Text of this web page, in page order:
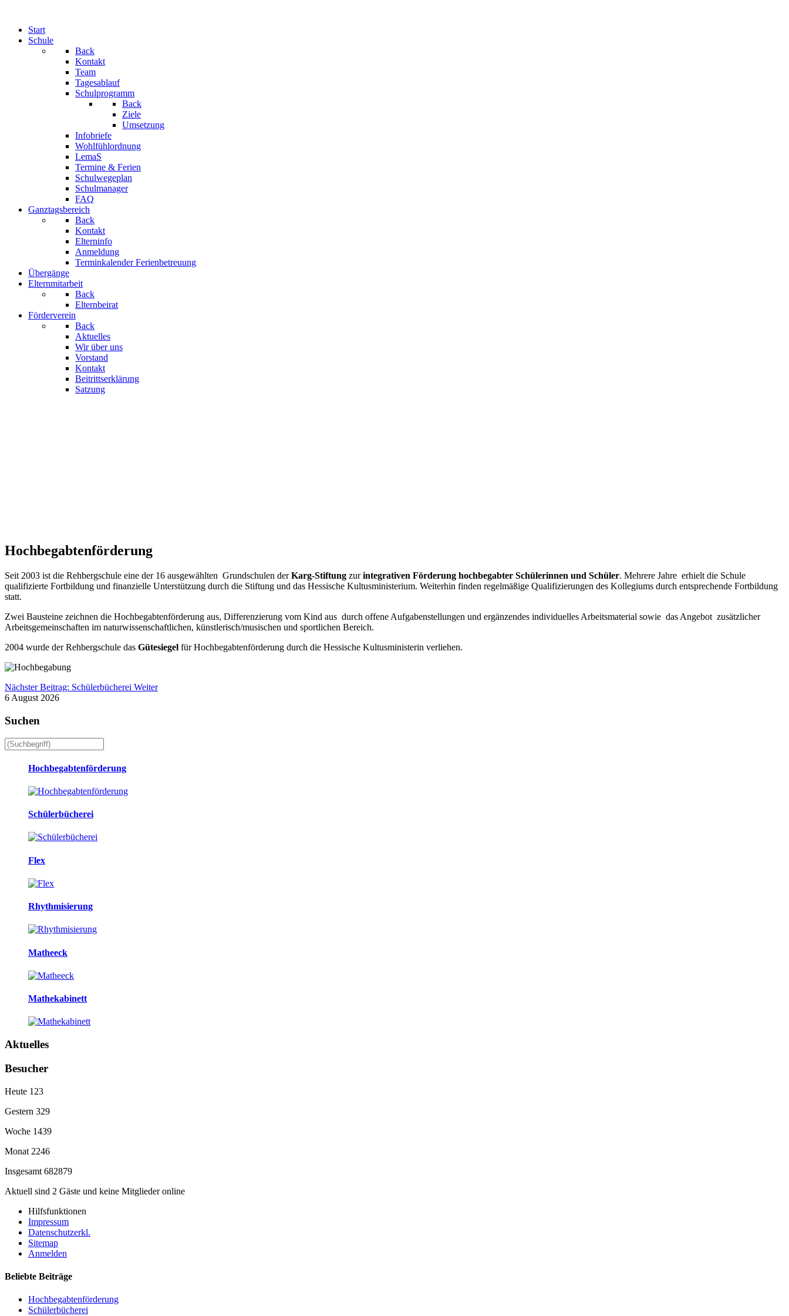
Start
Schule
Back
Kontakt
Team
Tagesablauf
Schulprogramm
Back
Ziele
Umsetzung
Infobriefe
Wohlfühlordnung
LemaS
Termine & Ferien
Schulwegeplan
Schulmanager
FAQ
Ganztagsbereich
Back
Kontakt
Elterninfo
Anmeldung
Terminkalender Ferienbetreuung
Übergänge
Elternmitarbeit
Back
Elternbeirat
Förderverein
Back
Aktuelles
Wir über uns
Vorstand
Kontakt
Beitrittserklärung
Satzung
Hochbegabtenförderung
Seit 2003 ist die Rehbergschule eine der 16 ausgewählten Grundschulen derKarg-Stiftung zurintegrativen Förderung hochbegabter Schülerinnen und Schüler. Mehrere Jahre erhielt die Schule
qualifizierte Fortbildung und finanzielle Unterstützung durch die Stiftung und das Hessische Kultusministerium. Weiterhin finden regelmäßige Qualifizierungen des Kollegiums durch entsprechende Fortbildung
statt.
Zwei Bausteine zeichnen die Hochbegabtenförderung aus, Differenzierung vom Kind aus durch offene Aufgabenstellungen und ergänzendes individuelles Arbeitsmaterial sowie das Angebot zusätzlicher
Arbeitsgemeinschaften im naturwissenschaftlichen, künstlerisch/musischen und sportlichen Bereich.
2004 wurde der Rehbergschule das Gütesiegel für Hochbegabtenförderung durch die Hessische Kultusministerin verliehen.
Nächster Beitrag: Schülerbücherei Weiter
6 August 2026
Suchen
Hochbegabtenförderung
Schülerbücherei
Flex
Rhythmisierung
Matheeck
Mathekabinett
Aktuelles
Besucher
Heute 123
Gestern 329
Woche 1439
Monat 2246
Insgesamt 682879
Aktuell sind 2 Gäste und keine Mitglieder online
Hilfsfunktionen
Impressum
Datenschutzerkl.
Sitemap
Anmelden
Beliebte Beiträge
Hochbegabtenförderung
Schülerbücherei